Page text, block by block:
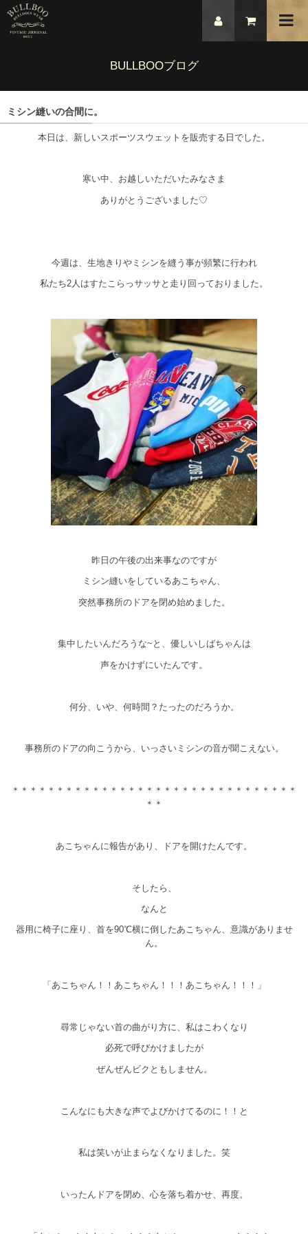
BULLBOOブログ
ミシン縫いの合間に。
本日は、新しいスポーツスウェットを販売する日でした。
寒い中、お越しいただいたみなさま
ありがとうございました♡
今週は、生地きりやミシンを縫う事が頻繁に行われ
私たち2人はすたこらっサッサと走り回っておりました。
昨日の午後の出来事なのですが
ミシン縫いをしているあこちゃん、
突然事務所のドアを閉め始めました。
集中したいんだろうな~と、優しいしばちゃんは
声をかけずにいたんです。
何分、いや、何時間？たったのだろうか。
事務所のドアの向こうから、いっさいミシンの音が聞こえない。
＊＊＊＊＊＊＊＊＊＊＊＊＊＊＊＊＊＊＊＊＊＊＊＊＊＊＊＊＊＊＊＊
＊＊
あこちゃんに報告があり、ドアを開けたんです。
そしたら、
なんと
器用に椅子に座り、首を90℃横に倒したあこちゃん、意識がありませ
ん。
「あこちゃん！！あこちゃん！！！あこちゃん！！！」
尋常じゃない首の曲がり方に、私はこわくなり
必死で呼びかけましたが
ぜんぜんビクともしません。
こんなにも大きな声でよびかけてるのに！！と
私は笑いが止まらなくなりました。笑
いったんドアを閉め、心を落ち着かせ、再度。